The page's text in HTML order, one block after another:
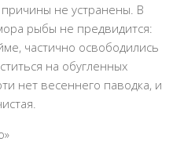
не устранены. В
рыбы не предвидится:
частично освободились
на обугленных
нет весеннего паводка, и